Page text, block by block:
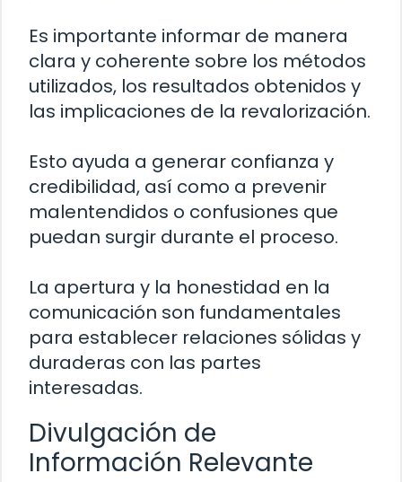
Es importante informar de manera
clara y coherente sobre los métodos
utilizados, los resultados obtenidos y
las implicaciones de la revalorización.
Esto ayuda a generar confianza y
credibilidad, así como a prevenir
malentendidos o confusiones que
puedan surgir durante el proceso.
La apertura y la honestidad en la
comunicación son fundamentales
para establecer relaciones sólidas y
duraderas con las partes
interesadas.
Divulgación de
Información Relevante